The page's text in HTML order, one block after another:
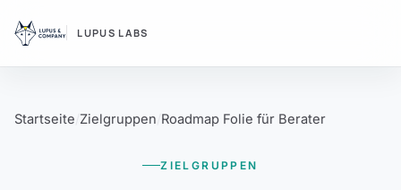
LUPUS LABS
Startseite Zielgruppen Roadmap Folie für Berater
ZIELGRUPPEN